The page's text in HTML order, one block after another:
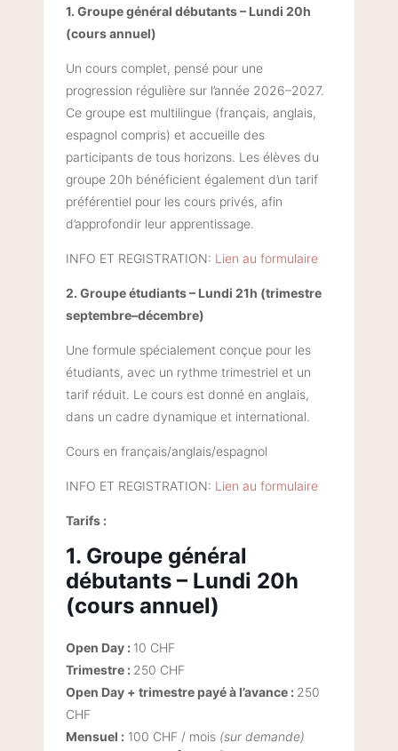
1. Groupe général débutants – Lundi 20h
(cours annuel)
Un cours complet, pensé pour une
progression régulière sur l’année 2026–2027.
Ce groupe est multilingue (français, anglais,
espagnol compris) et accueille des
participants de tous horizons. Les élèves du
groupe 20h bénéficient également d’un tarif
préférentiel pour les cours privés, afin
d’approfondir leur apprentissage.
INFO ET REGISTRATION: Lien au formulaire
2. Groupe étudiants – Lundi 21h (trimestre
septembre–décembre)
Une formule spécialement conçue pour les
étudiants, avec un rythme trimestriel et un
tarif réduit. Le cours est donné en anglais,
dans un cadre dynamique et international.
Cours en français/anglais/espagnol
INFO ET REGISTRATION: Lien au formulaire
Tarifs :
1. Groupe général
débutants – Lundi 20h
(cours annuel)
Open Day : 10 CHF
Trimestre : 250 CHF
Open Day + trimestre payé à l’avance : 250
CHF
Mensuel : 100 CHF / mois (sur demande)